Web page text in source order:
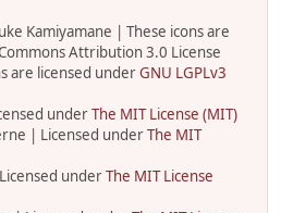
Kamiyamane | These icons are
Attribution 3.0 License
are licensed underGNU LGPLv3
underThe MIT License (MIT)
| Licensed underThe MIT
underThe MIT License